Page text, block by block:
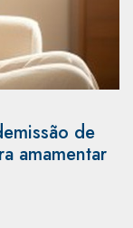
de
amamentar